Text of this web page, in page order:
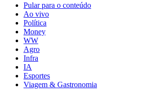
Pular para o conteúdo
Ao vivo
Política
Money
WW
Agro
Infra
IA
Esportes
Viagem & Gastronomia